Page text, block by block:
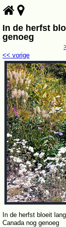
In de herfst
genoeg
<< vorige
In de herfst bloeit
Canada nog genoeg